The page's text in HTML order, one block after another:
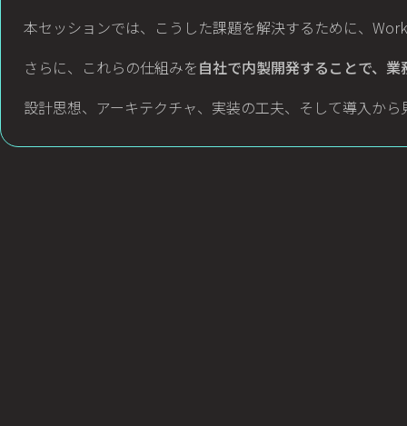
本セッションでは、こうした課題を解決するために、
さらに、これらの仕組みを自社で内製開発することで、
設計思想、アーキテクチャ、実装の工夫、そして導入か